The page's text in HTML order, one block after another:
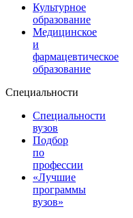
Культурное
образование
Медицинское
и
фармацевтическое
образование
Специальности
Специальности
вузов
Подбор
по
профессии
«Лучшие
программы
вузов»